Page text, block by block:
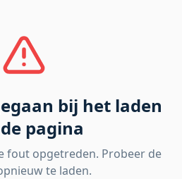
bij het laden
pagina
fout opgetreden. Probeer de
te laden.